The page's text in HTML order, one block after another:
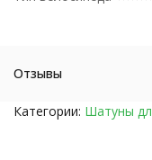
Отзывы
Категории: Шатуны